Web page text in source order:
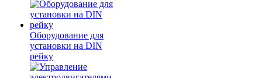
Оборудование для
установки на DIN
рейку